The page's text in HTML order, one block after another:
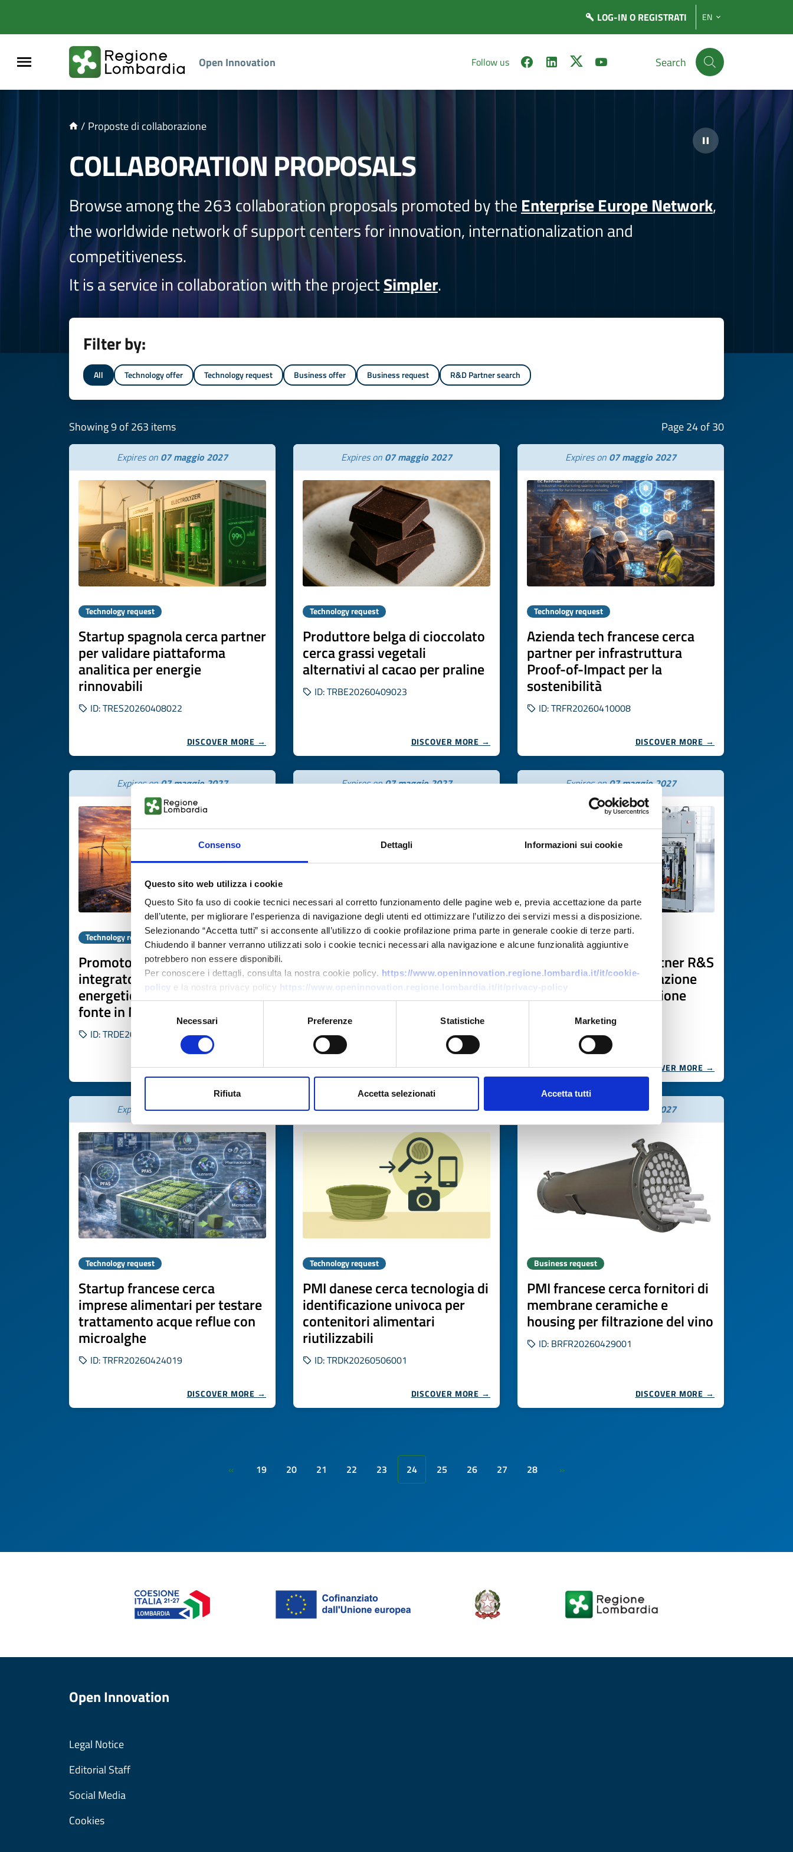
Consenso Dettagli Informazioni sui cookie
Questo sito web utilizza i cookie
Questo Sito fa uso di cookie tecnici necessari al corretto funzionamento delle pagine web e, previa accettazione da parte
dell’utente, per migliorare l’esperienza di navigazione degli utenti ed ottimizzare l’utilizzo dei servizi messi a disposizione.
Selezionando “Accetta tutti” si acconsente all’utilizzo di cookie profilazione prima parte in generale cookie di terze parti.
Chiudendo il banner verranno utilizzati solo i cookie tecnici necessari alla navigazione e alcune funzionalità aggiuntive
potrebbero non essere disponibili.
Per conoscere i dettagli, consulta la nostra cookie policy. https://www.openinnovation.regione.lombardia.it/it/cookie-
policy e la nostra privacy policy https://www.openinnovation.regione.lombardia.it/it/privacy-policy
Selezione
consenso
Necessari Preferenze Statistiche Marketing
Rifiuta Accetta selezionati Accetta tutti
LOG-IN O REGISTRATI EN
Open Innovation Follow us Search
/ Proposte di collaborazione
COLLABORATION PROPOSALS
Browse among the 263 collaboration proposals promoted by the Enterprise Europe Network,
the worldwide network of support centers for innovation, internationalization and
competitiveness.
It is a service in collaboration with the projectSimpler.
Filter by:
All Technology offer Technology request Business offer Business request R&D Partner search
Showing 9 of 263 items Page 24 of 30
Expires on 07 maggio 2027
Technology request
Startup spagnola cerca partner
per validare piattaforma
analitica per energie
rinnovabili
ID: TRES20260408022
DISCOVER MORE →
Expires on 07 maggio 2027
Technology request
Produttore belga di cioccolato
cerca grassi vegetali
alternativi al cacao per praline
ID: TRBE20260409023
DISCOVER MORE →
Expires on 07 maggio 2027
Technology request
Azienda tech francese cerca
partner per infrastruttura
Proof-of-Impact per la
sostenibilità
ID: TRFR20260410008
DISCOVER MORE →
Expires on07 maggio 2027
Technology request
Promotore tedesco cerca
integratore per sistema
energetico rinnovabile multi-
fonte in Moldova
ID: TRDE20260413017
DISCOVER MORE →
Expires on07 maggio 2027
Technology request
per test di schermatura EMF
su custodie per smartphone
ID: TRSI20260415013
DISCOVER MORE →
Expires on07 maggio 2027
Technology request
PMI tedesca cerca partner R&S
e fornitori per rigenerazione
batterie EV e automazione
ID: TRDE20260420006
DISCOVER MORE →
Expires on07 maggio 2027
Technology request
Startup francese cerca
imprese alimentari per testare
trattamento acque reflue con
microalghe
ID: TRFR20260424019
DISCOVER MORE →
Expires on08 maggio 2027
Technology request
PMI danese cerca tecnologia di
identificazione univoca per
contenitori alimentari
riutilizzabili
ID: TRDK20260506001
DISCOVER MORE →
Expires on19 maggio 2027
Business request
PMI francese cerca fornitori di
membrane ceramiche e
housing per filtrazione del vino
ID: BRFR20260429001
DISCOVER MORE →
« 19 20 21 22 23 24 25 26 27 28 »
Open Innovation
Legal Notice
Editorial Staff
Social Media
Cookies